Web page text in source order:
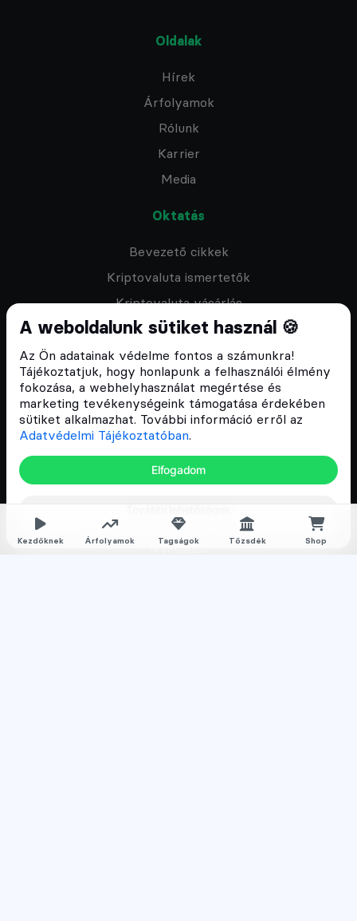
Kezdőknek Árfolyamok Tagságok Tőzsdék Shop
A weboldalunk sütiket használ 🍪
Az Ön adatainak védelme fontos a számunkra!
Tájékoztatjuk, hogy honlapunk a felhasználói élmény
fokozása, a webhelyhasználat megértése és
marketing tevékenységeink támogatása érdekében
sütiket alkalmazhat. További információ erről az
Adatvédelmi Tájékoztatóban.
Elfogadom
Oldalak
Hírek
Árfolyamok
Rólunk
Karrier
Media
Oktatás
Bevezető cikkek
Kriptovaluta ismertetők
Kriptovaluta vásárlás
Oktató anyagok
Discord közösség
Csomagajánlatok
Kriptovaluta kezdőknek
Megapack
Nyilvános